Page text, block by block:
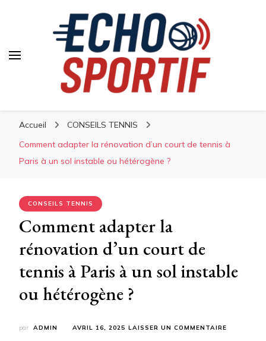
Accueil
CONSEILS TENNIS
Comment adapter la rénovation d’un court de tennis à
Paris à un sol instable ou hétérogène ?
CONSEILS TENNIS
Comment adapter la
rénovation d’un court de
tennis à Paris à un sol instable
ou hétérogène ?
par ADMIN AVRIL 16, 2025 LAISSER UN COMMENTAIRE